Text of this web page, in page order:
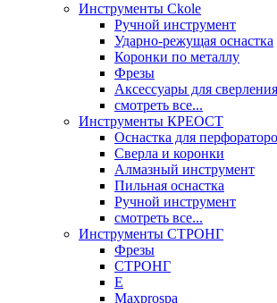
Инструменты Ckole
Ручной инструмент
Ударно‑режущая оснастка
Коронки по металлу
Фрезы
Аксессуары для
смотреть все...
Инструменты КРЕОСТ
Оснастка для
Сверла и коронки
Алмазный инструмент
Пильная оснастка
Ручной инструмент
смотреть все...
Инструменты СТРОНГ
Фрезы
СТРОНГ
Е
Maxprospa